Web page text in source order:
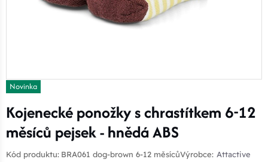
Novinka
Kojenecké ponožky s chrastítkem 6-12
měsíců pejsek - hnědá ABS
Kód produktu: BRA061 dog-brown 6-12 měsícůVýrobce: Attactive